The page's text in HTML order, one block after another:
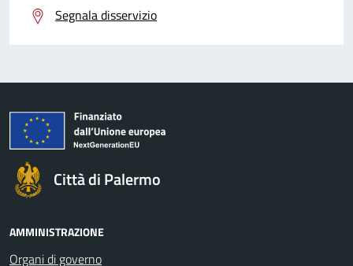
Segnala disservizio
Città di Palermo
AMMINISTRAZIONE
Organi di governo